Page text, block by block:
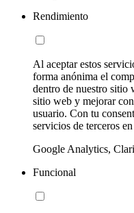
Rendimiento
Al aceptar estos
forma anónima el
dentro de nuestro sitio
sitio web y mejorar
usuario. Con tu
servicios de terceros
Google Analytics,
Funcional